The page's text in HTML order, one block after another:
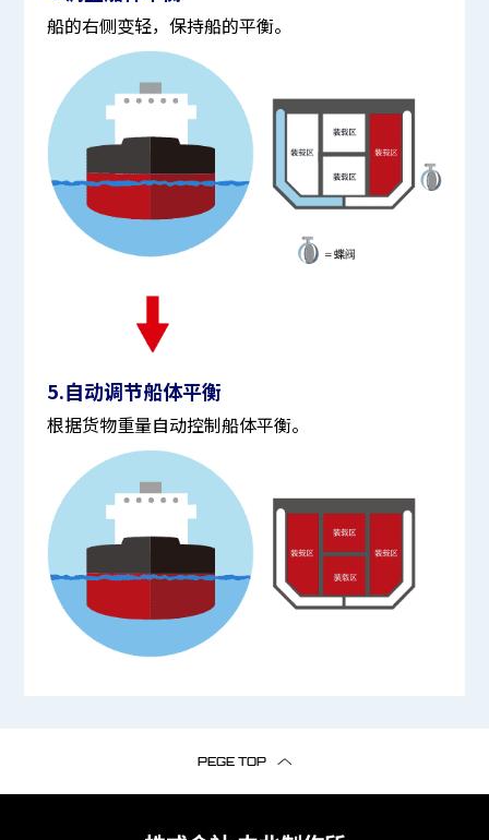
船的右侧变轻，保持船的平衡。
5.自动调节船体平衡
根据货物重量自动控制船体平衡。
PEGE TOP